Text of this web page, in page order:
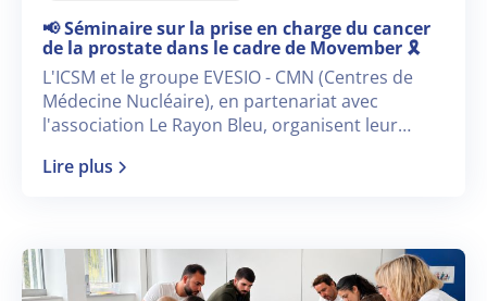
📢 Séminaire sur la prise en charge du cancer
de la prostate dans le cadre de Movember 🎗️
L'ICSM et le groupe EVESIO - CMN (Centres de
Médecine Nucléaire), en partenariat avec
l'association Le Rayon Bleu, organisent leur
du cancer de la prostate en 2026 » dans le cadre
Lire plus